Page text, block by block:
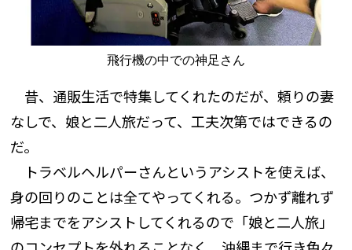
飛行機の中での神足さん
昔、通販生活で特集してくれたのだが、頼りの妻
なしで、娘と二人旅だって、工夫次第ではできるの
だ。
トラベルヘルパーさんというアシストを使えば、
身の回りのことは全てやってくれる。つかず離れず
帰宅までをアシストしてくれるので「娘と二人旅」